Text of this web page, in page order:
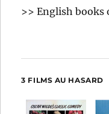
>> English books
3 FILMS AU HASARD